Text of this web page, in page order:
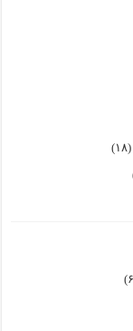
(۱۸)